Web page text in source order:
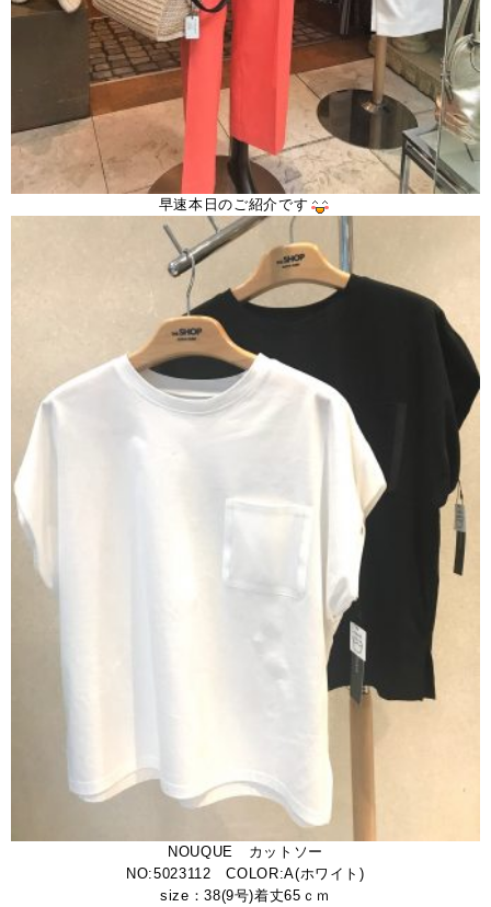
早速本日のご紹介です
NOUQUE カットソー
NO:5023112 COLOR:A(ホワイト)
size：38(9号)着丈65ｃｍ